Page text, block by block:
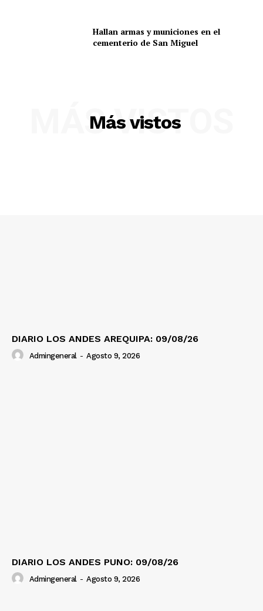
SUSCRIBETE
Hallan armas y municiones en el
cementerio de San Miguel
Más vistos
MÁS VISTOS
DIARIO LOS ANDES AREQUIPA: 09/08/26
Admingeneral - Agosto 9, 2026
DIARIO LOS ANDES PUNO: 09/08/26
Admingeneral - Agosto 9, 2026